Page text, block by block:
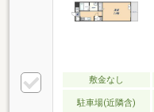
敷金なし
駐車場(近隣含)